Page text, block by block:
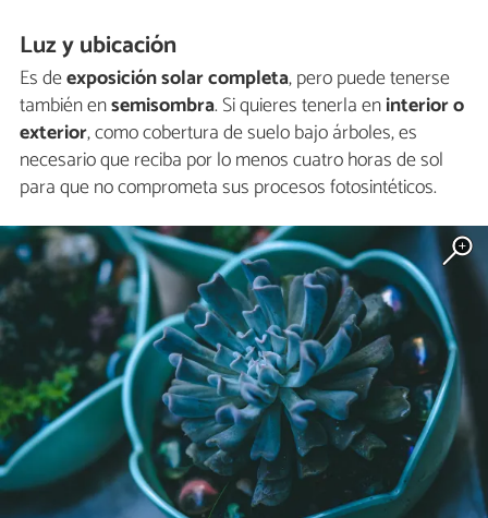
Luz y ubicación
Es deexposición solar completa, pero puede tenerse
también ensemisombra. Si quieres tenerla eninterior o
exterior, como cobertura de suelo bajo árboles, es
necesario que reciba por lo menos cuatro horas de sol
para que no comprometa sus procesos fotosintéticos.